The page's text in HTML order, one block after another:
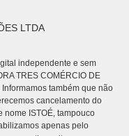
LTDA
independente e sem
TRES COMÉRCIO DE
também que não
cancelamento do
nome ISTOÉ, tampouco
apenas pelo